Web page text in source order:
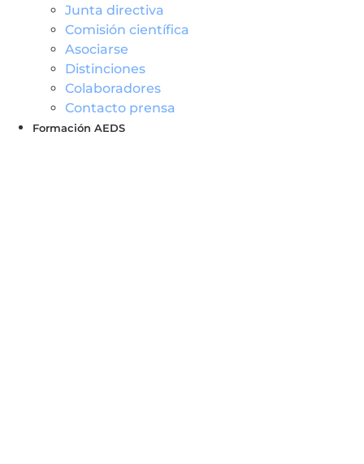
Junta directiva
Comisión científica
Asociarse
Distinciones
Colaboradores
Contacto prensa
Formación AEDS